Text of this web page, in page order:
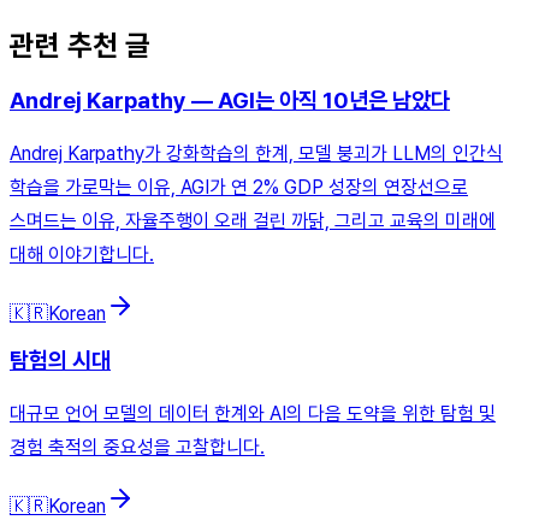
관련 추천 글
Andrej Karpathy — AGI는 아직 10년은 남았다
Andrej Karpathy가 강화학습의 한계, 모델 붕괴가 LLM의 인간식
학습을 가로막는 이유, AGI가 연 2% GDP 성장의 연장선으로
스며드는 이유, 자율주행이 오래 걸린 까닭, 그리고 교육의 미래에
대해 이야기합니다.
🇰🇷Korean
탐험의 시대
대규모 언어 모델의 데이터 한계와 AI의 다음 도약을 위한 탐험 및
경험 축적의 중요성을 고찰합니다.
🇰🇷Korean